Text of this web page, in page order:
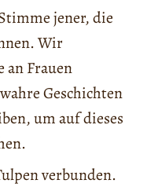
jener, die
Wir
an Frauen
Geschichten
um auf dieses
verbunden.